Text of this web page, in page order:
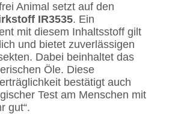
Animal setzt auf den
IR3535. Ein
mit diesem Inhaltsstoff gilt
und bietet zuverlässigen
Dabei beinhaltet das
Öle. Diese
bestätigt auch
Test am Menschen mit
gut“.